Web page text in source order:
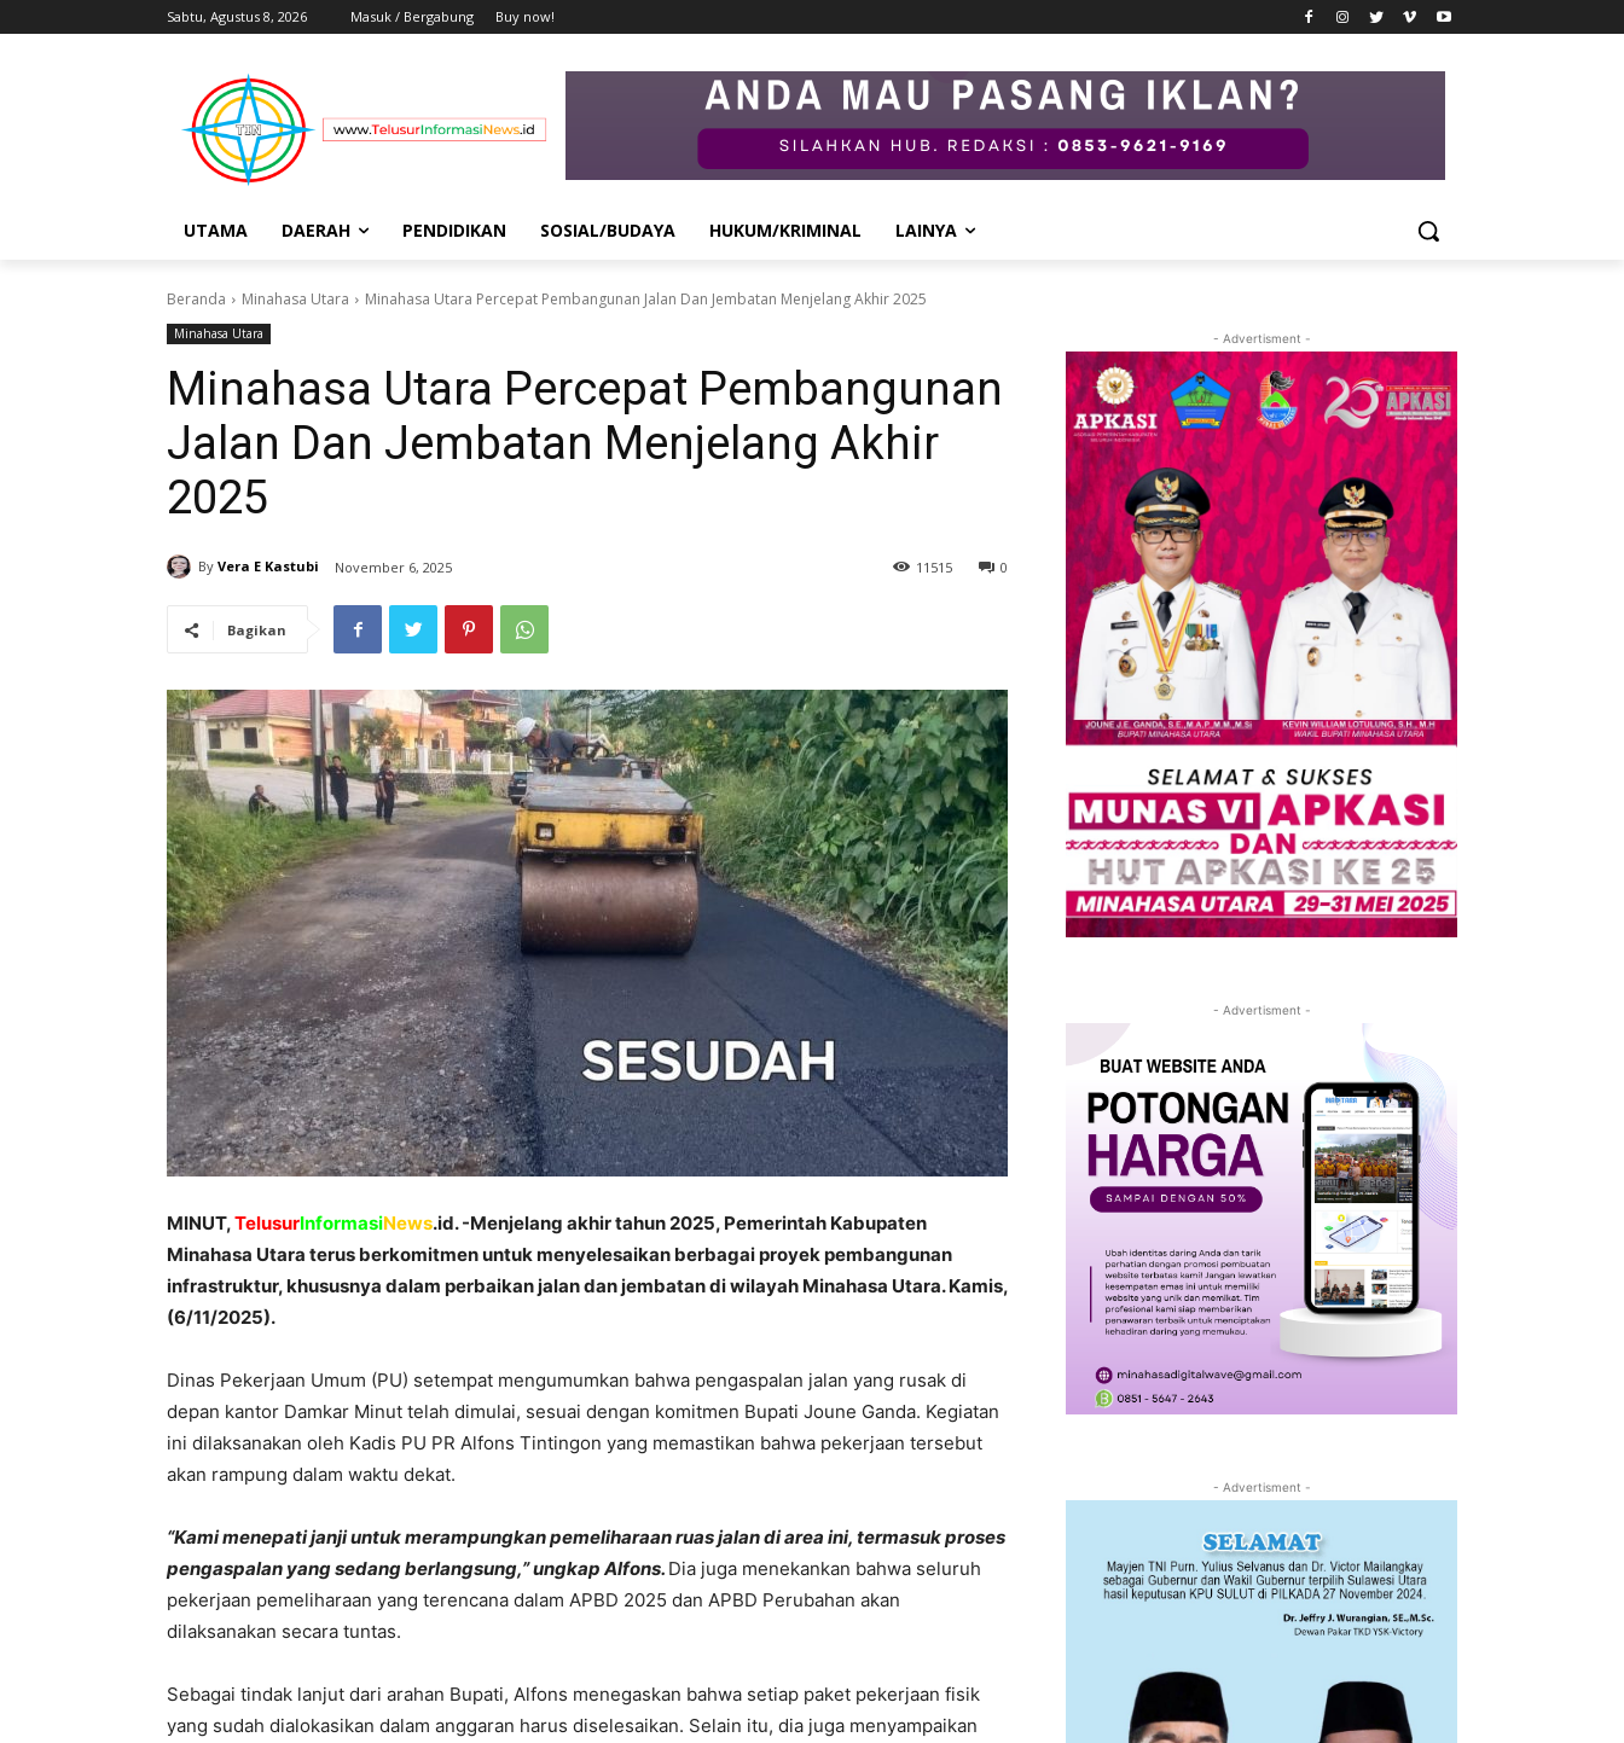
Sabtu, Agustus 8, 2026 Masuk / Bergabung Buy now!
UTAMA DAERAH PENDIDIKAN SOSIAL/BUDAYA HUKUM/KRIMINAL LAINYA
Beranda Minahasa Utara Minahasa Utara Percepat Pembangunan Jalan Dan Jembatan Menjelang Akhir 2025
Minahasa Utara
Minahasa Utara Percepat Pembangunan
Jalan Dan Jembatan Menjelang Akhir
2025
By Vera E Kastubi November 6, 2025 0
11 515
Bagikan
MINUT,TelusurInformasiNews.id. -Menjelang akhir tahun 2025, Pemerintah Kabupaten
Minahasa Utara terus berkomitmen untuk menyelesaikan berbagai proyek pembangunan
infrastruktur, khususnya dalam perbaikan jalan dan jembatan di wilayah Minahasa Utara. Kamis,
(6/11/2025).
Dinas Pekerjaan Umum (PU) setempat mengumumkan bahwa pengaspalan jalan yang rusak di
depan kantor Damkar Minut telah dimulai, sesuai dengan komitmen Bupati Joune Ganda. Kegiatan
ini dilaksanakan oleh Kadis PU PR Alfons Tintingon yang memastikan bahwa pekerjaan tersebut
akan rampung dalam waktu dekat.
“Kami menepati janji untuk merampungkan pemeliharaan ruas jalan di area ini, termasuk proses
pengaspalan yang sedang berlangsung,” ungkap Alfons. Dia juga menekankan bahwa seluruh
pekerjaan pemeliharaan yang terencana dalam APBD 2025 dan APBD Perubahan akan
dilaksanakan secara tuntas.
Sebagai tindak lanjut dari arahan Bupati, Alfons menegaskan bahwa setiap paket pekerjaan fisik
yang sudah dialokasikan dalam anggaran harus diselesaikan. Selain itu, dia juga menyampaikan
- Advertisment -
- Advertisment -
- Advertisment -